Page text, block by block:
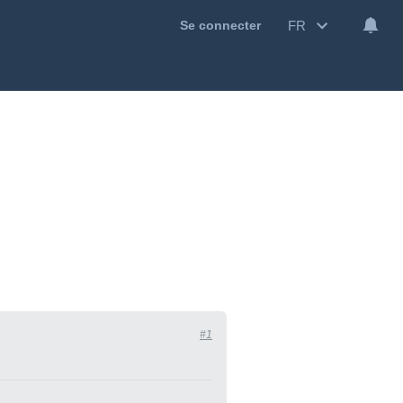
Se connecter FR
#1